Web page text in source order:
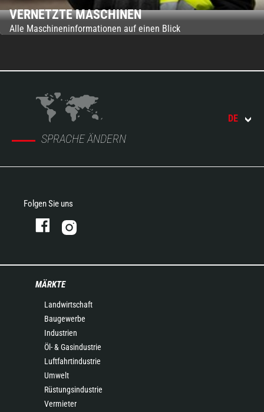
VERNETZTE MASCHINEN
Alle Maschineninformationen auf einen Blick
SPRACHE ÄNDERN
DE
Folgen Sie uns
MÄRKTE
Landwirtschaft
Baugewerbe
Industrien
Öl- & Gasindustrie
Luftfahrtindustrie
Umwelt
Rüstungsindustrie
Vermieter